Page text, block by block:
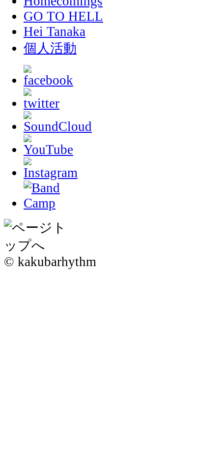
GO TO HELL
Hei Tanaka
個人活動
© kakubarhythm